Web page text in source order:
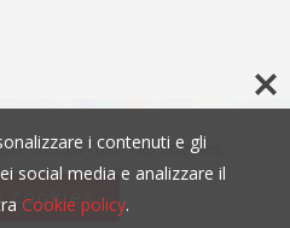
senza l'uso dei cookies.
cookies
i contenuti e gli
social media e analizzare il
Cookie policy.